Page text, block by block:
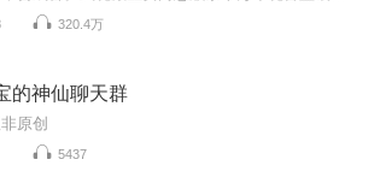
320.4万
的神仙聊天群
原创
5437